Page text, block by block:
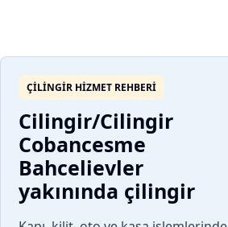
ÇILINGIR HIZMET REHBERI
Cilingir/Cilingir
Cobancesme
Bahcelievler
yakınında çilingir